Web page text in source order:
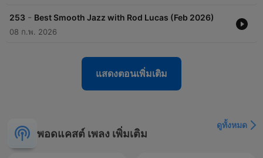
253 - Best Smooth Jazz with Rod Lucas (Feb 2026)
08 ก.พ. 2026
แสดงตอนเพิ่มเติม
พอดแคสต์ เพลง เพิ่มเติม
ดูทั้งหมด